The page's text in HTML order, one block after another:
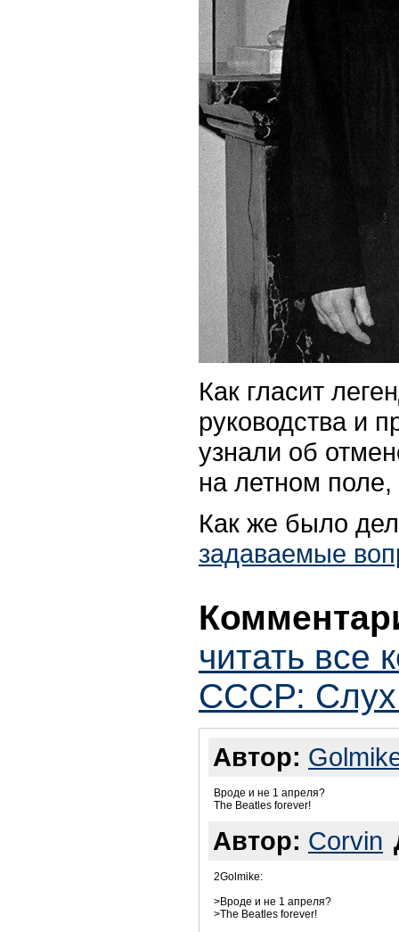
Как гласит
руководства и
узнали об
на летном поле,
Как же было
задаваемые
читать все
СССР: Слух
Автор:
Вроде и не 1 апреля?
The Beatles forever!
Автор: Corvin
2Golmike:
>Вроде и не 1 апреля?
>The Beatles forever!